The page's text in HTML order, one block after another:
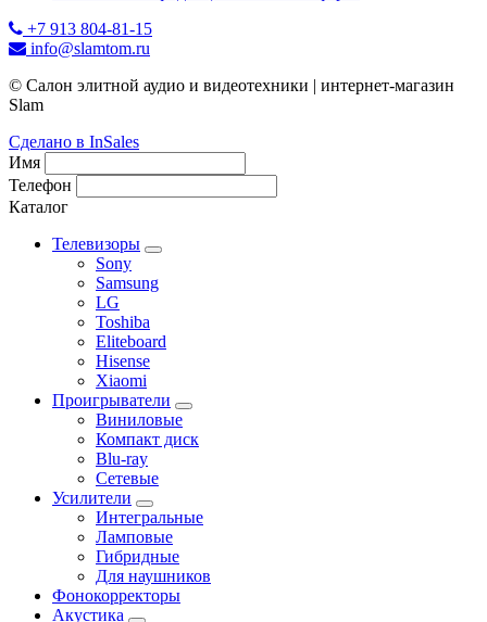
+7 913 804-81-15
info@slamtom.ru
© Салон элитной аудио и видеотехники | интернет-магазин
Slam
Сделано в InSales
Имя
Телефон
Каталог
Телевизоры
Sony
Samsung
LG
Toshiba
Eliteboard
Hisense
Xiaomi
Проигрыватели
Виниловые
Компакт диск
Blu-ray
Сетевые
Усилители
Интегральные
Ламповые
Гибридные
Для наушников
Фонокорректоры
Акустика